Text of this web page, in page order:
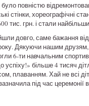
повністю
стінки, хореографічні
грн. і стали
довго, саме бажання
Дякуючи нашим
6-ти навчальним
успіху!» більше 4 тисяч
плаванням. Хай не всі
під час